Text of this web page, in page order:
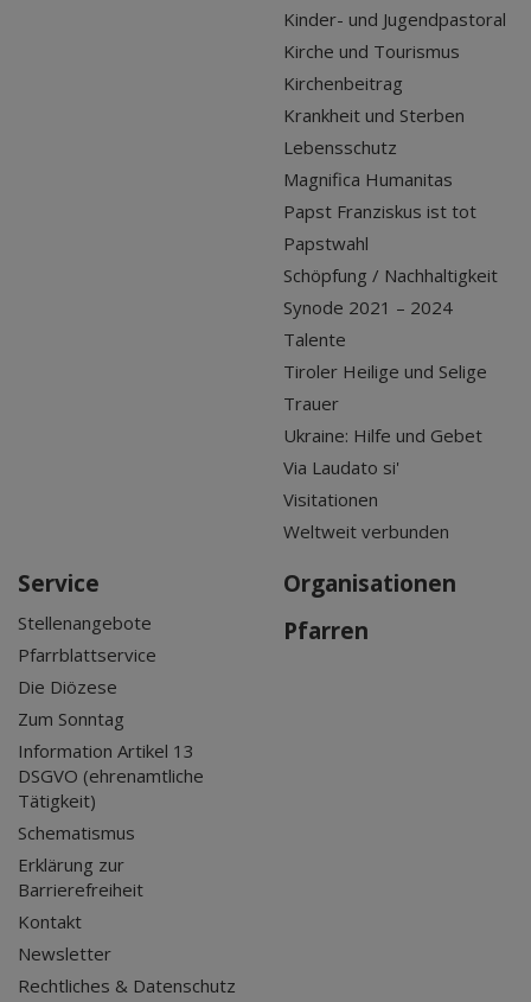
Kinder- und Jugendpastoral
Kirche und Tourismus
Kirchenbeitrag
Krankheit und Sterben
Lebensschutz
Magnifica Humanitas
Papst Franziskus ist tot
Papstwahl
Schöpfung / Nachhaltigkeit
Synode 2021 – 2024
Talente
Tiroler Heilige und Selige
Trauer
Ukraine: Hilfe und Gebet
Via Laudato si'
Visitationen
Weltweit verbunden
Service
Stellenangebote
Pfarrblattservice
Die Diözese
Zum Sonntag
Information Artikel 13
DSGVO (ehrenamtliche
Tätigkeit)
Schematismus
Erklärung zur
Barrierefreiheit
Kontakt
Newsletter
Rechtliches & Datenschutz
Organisationen
Pfarren